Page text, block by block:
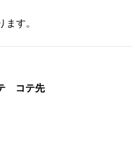
す。
コテ先